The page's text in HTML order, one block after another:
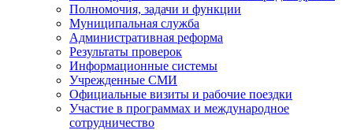
Полномочия, задачи и функции
Муниципальная служба
Административная реформа
Результаты проверок
Информационные системы
Учрежденные СМИ
Официальные визиты и рабочие поездки
Участие в программах и международное
сотрудничество